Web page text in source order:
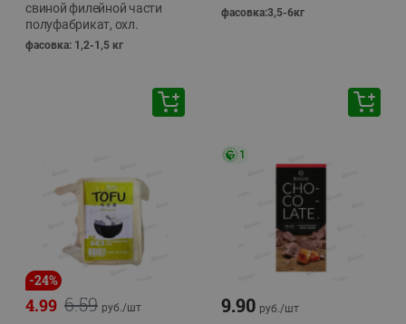
свиной филейной части
полуфабрикат, охл.
фасовка: 1,2-1,5 кг
фасовка:3,5-6кг
-24%
6.59
4.99 руб./шт
1
9.90 руб./шт